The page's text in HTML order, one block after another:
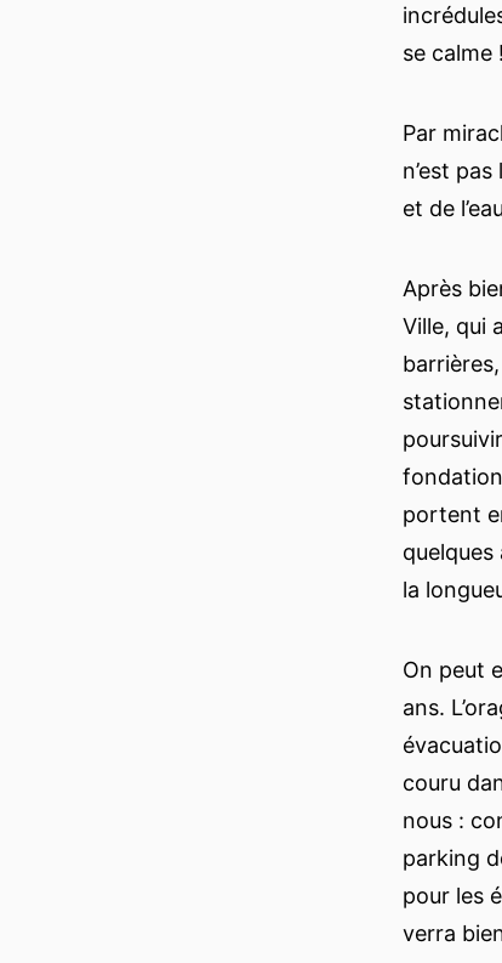
se calme !
Par
n’est
et de
Après
Ville, qui
portent
quelques
la
On peut
ans.
couru
nous :
parking
pour les
verra